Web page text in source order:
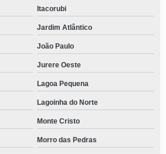
Itacorubi
Jardim Atlântico
João Paulo
Jurere Oeste
Lagoa Pequena
Lagoinha do Norte
Monte Cristo
Morro das Pedras